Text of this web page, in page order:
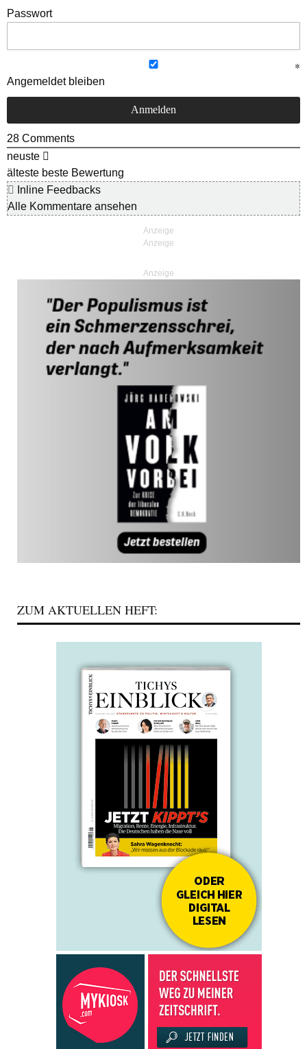
Passwort
Angemeldet bleiben
28 Comments
neuste
älteste beste Bewertung
Inline Feedbacks
Alle Kommentare ansehen
Anzeige
ZUM AKTUELLEN HEFT: